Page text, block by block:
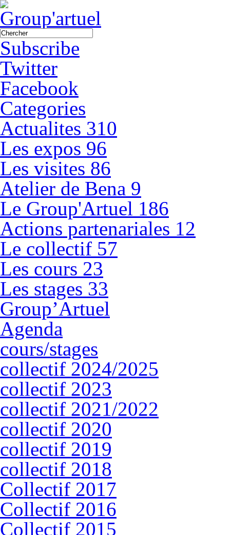
Subscribe
Twitter
Facebook
Categories
Actualites 310
Les expos 96
Les visites 86
Atelier de Bena 9
Le Group'Artuel 186
Actions partenariales 12
Le collectif 57
Les cours 23
Les stages 33
Group’Artuel
Agenda
cours/stages
collectif 2024/2025
collectif 2023
collectif 2021/2022
collectif 2020
collectif 2019
collectif 2018
Collectif 2017
Collectif 2016
Collectif 2015